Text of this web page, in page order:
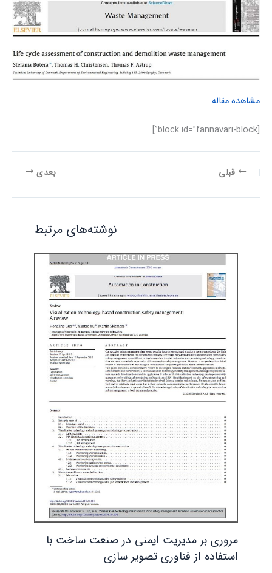
مشاهده مقاله
[block id=”fannavari-block”]
قبلی بعدی
نوشته‌های مرتبط
مروری بر مدیریت ایمنی در صنعت ساخت با
استفاده از فناوری تصویر سازی